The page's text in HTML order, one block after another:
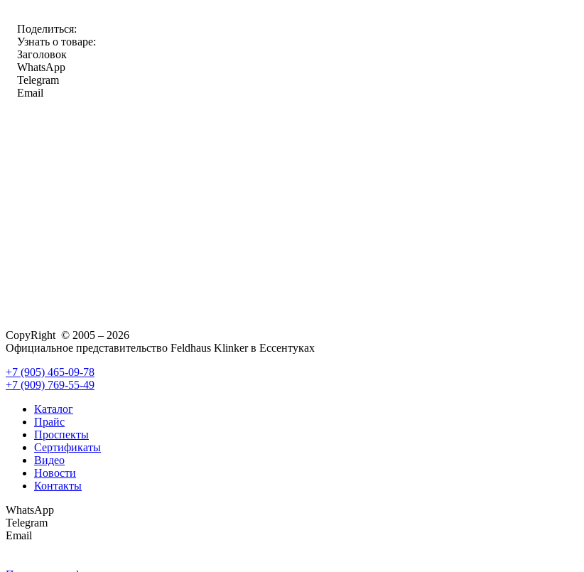
Поделиться:
Узнать о товаре:
Заголовок
WhatsApp
Telegram
Email
CopyRight © 2005 – 2026
Официальное представительство Feldhaus Klinker в Ессентуках
+7 (905) 465-09-78
+7 (909) 769-55-49
Каталог
Прайс
Проспекты
Сертификаты
Видео
Новости
Контакты
WhatsApp
Telegram
Email